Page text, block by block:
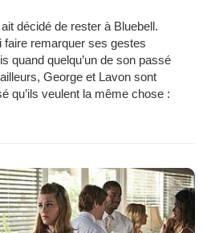
décidé de rester à Bluebell.
faire remarquer ses gestes
quand quelqu’un de son passé
George et Lavon sont
qu’ils veulent la même chose :